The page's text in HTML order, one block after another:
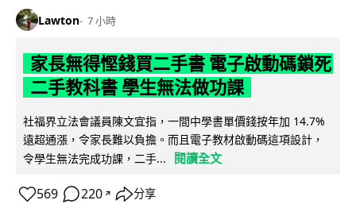
Lawton 7 小時
家長無得慳錢買二手書 電子啟動碼鎖死
二手教科書 學生無法做功課
社福界立法會議員陳文宜指，一間中學書單價錢按年加 14.7%
遠超通漲，令家長難以負擔。而且電子教材啟動碼這項設計，
令學生無法完成功課，二手...
閱讀全文
569 220 ↗ 分享